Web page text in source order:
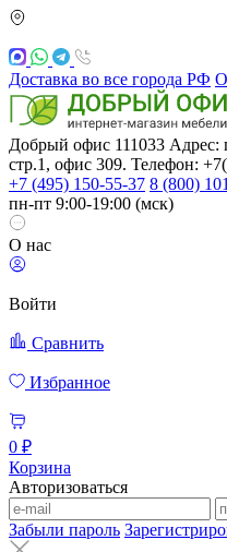
Доставка во все города РФ
Добрый офис 111033 Адрес:
стр.1, офис 309. Телефон:
+7 (495) 150-55-37 8 (800)
пн-пт 9:00-19:00 (мск)
О нас
Войти
Сравнить
Избранное
0 ₽
Корзина
Авторизоваться
Забыли пароль